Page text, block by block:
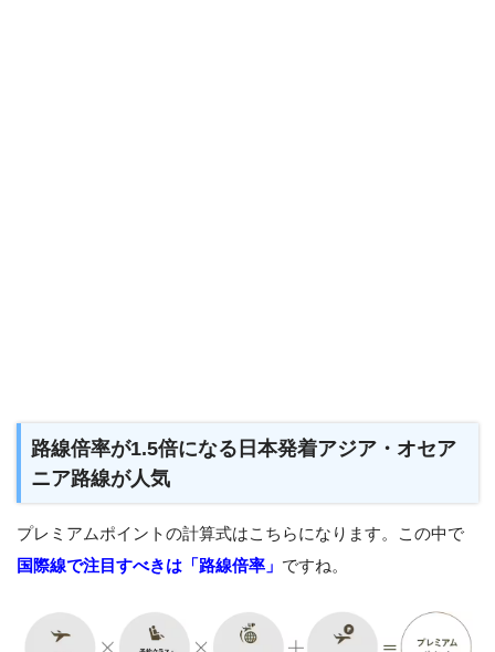
路線倍率が1.5倍になる日本発着アジア・オセア
ニア路線が人気
プレミアムポイントの計算式はこちらになります。この中で
国際線で注目すべきは「路線倍率」 ですね。